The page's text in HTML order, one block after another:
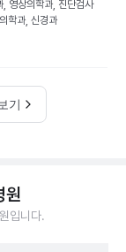
, 영상의학과, 진단검사
의학과, 신경과
기
원
입니다.